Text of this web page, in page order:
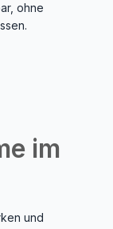
ohne
im
und